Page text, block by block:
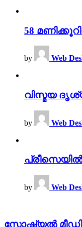
58
by Web
വിസ്മയ
by Web
by Web
സോഷ്യൽ